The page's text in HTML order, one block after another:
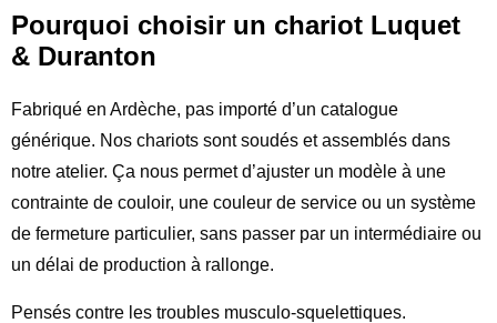
Pourquoi choisir un chariot Luquet
& Duranton
Fabriqué en Ardèche, pas importé d’un catalogue
générique. Nos chariots sont soudés et assemblés dans
notre atelier. Ça nous permet d’ajuster un modèle à une
contrainte de couloir, une couleur de service ou un système
de fermeture particulier, sans passer par un intermédiaire ou
un délai de production à rallonge.
Pensés contre les troubles musculo-squelettiques.